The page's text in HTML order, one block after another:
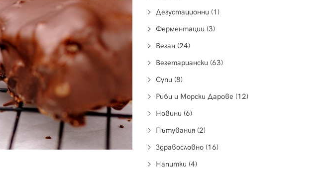
Дегустационни (1)
Ферментации (3)
Веган (24)
Вегетариански (63)
Супи (8)
Риби и Морски Дарове (12)
Новини (6)
Пътувания (2)
Здравословно (16)
Напитки (4)